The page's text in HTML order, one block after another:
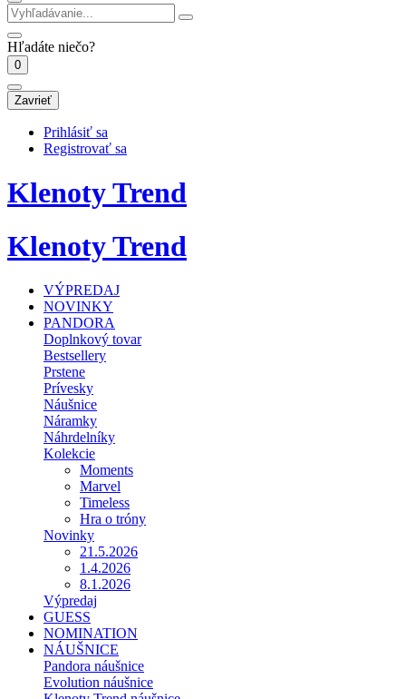
Hľadáte niečo?
0
Zavrieť
Prihlásiť sa
Registrovať sa
Klenoty Trend
Klenoty Trend
VÝPREDAJ
NOVINKY
PANDORA
Doplnkový tovar
Bestsellery
Prstene
Prívesky
Náušnice
Náramky
Náhrdelníky
Kolekcie
Moments
Marvel
Timeless
Hra o tróny
Novinky
21.5.2026
1.4.2026
8.1.2026
Výpredaj
GUESS
NOMINATION
NÁUŠNICE
Pandora náušnice
Evolution náušnice